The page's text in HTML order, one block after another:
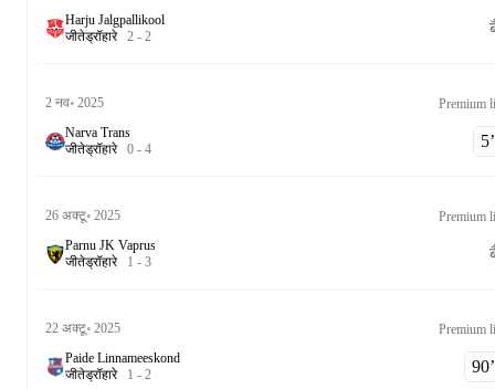
Harju Jalgpallikool
जीतेड्रॉहारे 2 - 2
2 नव॰ 2025
Premium
Narva Trans
जीतेड्रॉहारे 0 - 4 5‎’‎
26 अक्टू॰ 2025
Premium
Parnu JK Vaprus
जीतेड्रॉहारे 1 - 3
22 अक्टू॰ 2025
Premium
Paide Linnameeskond
जीतेड्रॉहारे 1 - 2 90‎’‎